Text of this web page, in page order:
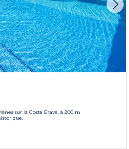
sur la Costa Brava, à 200 m